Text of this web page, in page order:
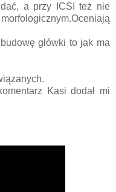
a przy ICSI też nie
główki to jak ma
Kasi dodał mi